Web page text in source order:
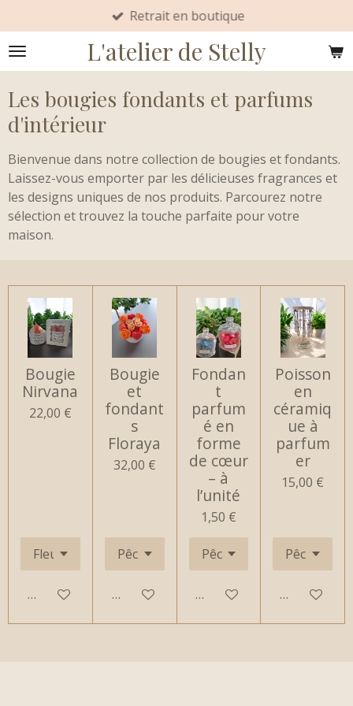
au
contenu
principal
L'atelier de Stelly
Retrait en boutique
Les bougies fondants et parfums
d'intérieur
Bienvenue dans notre collection de bougies et fondants.
Laissez-vous emporter par les délicieuses fragrances et
les designs uniques de nos produits. Parcourez notre
sélection et trouvez la touche parfaite pour votre
maison.
Bougie
Nirvana
22,00 €
Ajouter au panier
Bougie
et
fondant
s
Floraya
32,00 €
Ajouter au panier
Fondan
t
parfum
é en
forme
de cœur
– à
l’unité
1,50 €
Ajouter au panier
Poisson
en
céramiq
ue à
parfum
er
15,00 €
Ajouter au